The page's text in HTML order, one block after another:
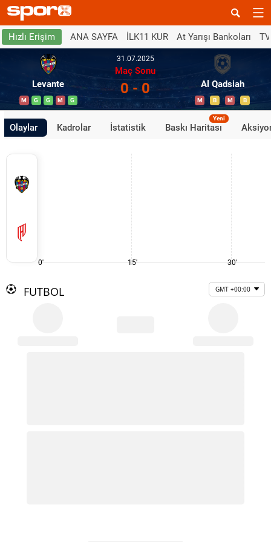
Hızlı Erişim ANA SAYFA İLK11 KUR At Yarışı Bankoları
Levante
M G G M G
31.07.2025
Maç Sonu
0 - 0 Al Qadsiah
M B M B
Olaylar Kadrolar İstatistik Baskı Haritası
Yeni
0' 15' 30'
FUTBOL GMT +00:00